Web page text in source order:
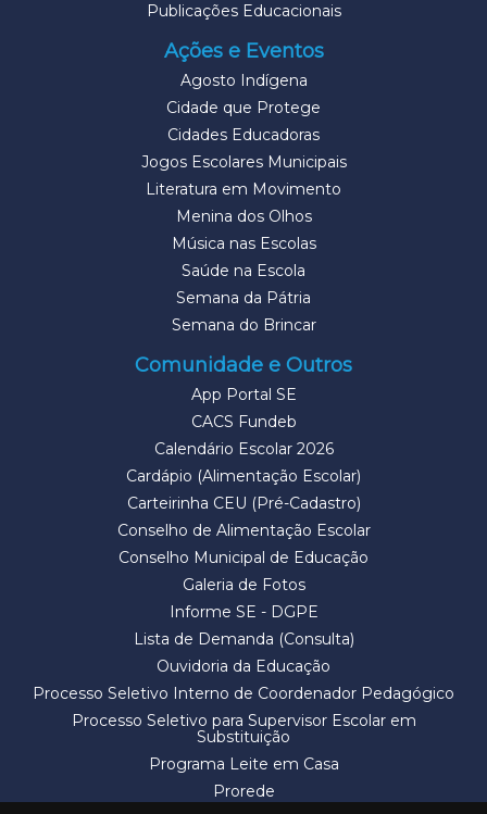
Publicações Educacionais
Ações e Eventos
Agosto Indígena
Cidade que Protege
Cidades Educadoras
Jogos Escolares Municipais
Literatura em Movimento
Menina dos Olhos
Música nas Escolas
Saúde na Escola
Semana da Pátria
Semana do Brincar
Comunidade e Outros
App Portal SE
CACS Fundeb
Calendário Escolar 2026
Cardápio (Alimentação Escolar)
Carteirinha CEU (Pré-Cadastro)
Conselho de Alimentação Escolar
Conselho Municipal de Educação
Galeria de Fotos
Informe SE - DGPE
Lista de Demanda (Consulta)
Ouvidoria da Educação
Processo Seletivo Interno de Coordenador Pedagógico
Processo Seletivo para Supervisor Escolar em
Substituição
Programa Leite em Casa
Prorede